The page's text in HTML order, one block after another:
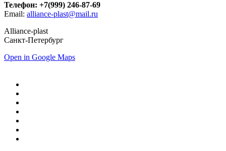
Телефон: +7(999) 246-87-69
Email: alliance-plast@mail.ru
Alliance-plast
Санкт-Петербург
Open in Google Maps